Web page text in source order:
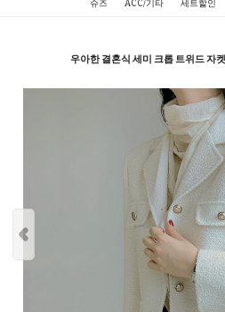
슈즈 ACC/기타 세트할인
우아한 결혼식 세미 크롭 트위드 자